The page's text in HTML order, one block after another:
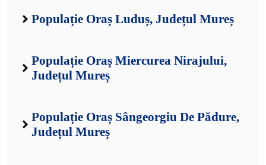
Populație Oraș Luduș, Județul Mureș
Populație Oraș Miercurea Nirajului,
Județul Mureș
Populație Oraș Sângeorgiu De Pădure,
Județul Mureș